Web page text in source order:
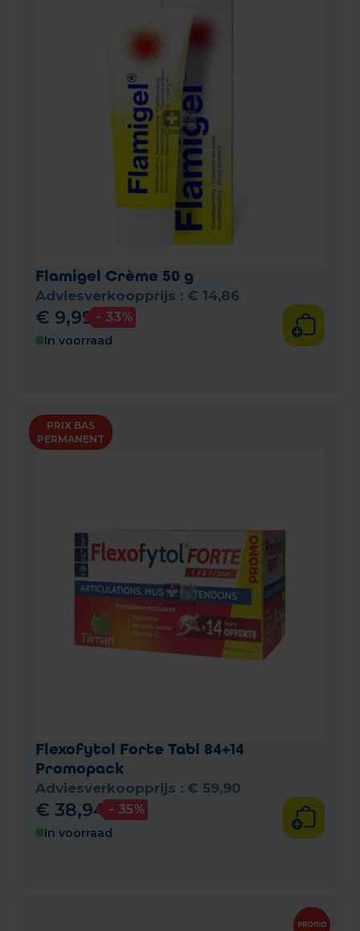
Flamigel Crème 50 g
Adviesverkoopprijs : € 14,86
€ 9,99 - 33%
In voorraad
PRIX BAS
PERMANENT
Flexofytol Forte Tabl 84+14
Promopack
Adviesverkoopprijs : € 59,90
€ 38,94 - 35%
In voorraad